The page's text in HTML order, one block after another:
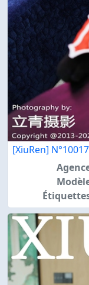
[XiuRen]